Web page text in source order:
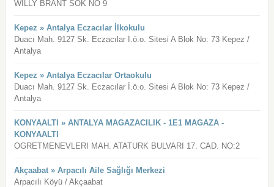
WILLY BRANT SOK NO 9
Kepez » Antalya Eczacılar İlkokulu
Duacı Mah. 9127 Sk. Eczacılar İ.ö.o. Sitesi A Blok No: 73 Kepez /
Antalya
Kepez » Antalya Eczacılar Ortaokulu
Duacı Mah. 9127 Sk. Eczacılar İ.ö.o. Sitesi A Blok No: 73 Kepez /
Antalya
KONYAALTI » ANTALYA MAGAZACILIK - 1E1 MAGAZA -
KONYAALTI
OGRETMENEVLERI MAH. ATATURK BULVARI 17. CAD. NO:2
Akçaabat » Arpacılı Aile Sağlığı Merkezi
Arpacılı Köyü / Akçaabat